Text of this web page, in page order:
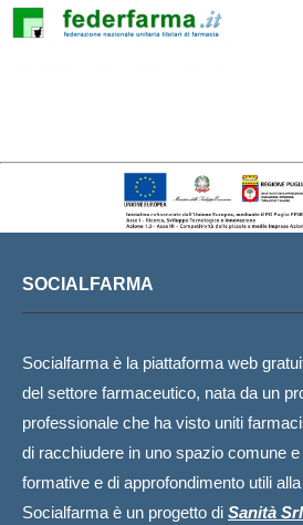
SOCIALFARMA
Socialfarma è la piattaforma web
del settore farmaceutico, nata da un
professionale che ha visto uniti
di racchiudere in uno spazio comune
formative e di approfondimento utili
Socialfarma è un progetto di Sanità Srl